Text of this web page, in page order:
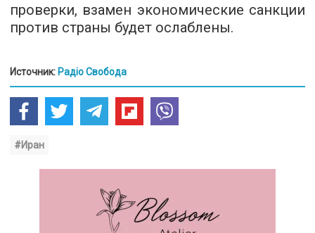
проверки, взамен экономические санкции
против страны будет ослаблены.
Источник: Радіо Свобода
#Иран